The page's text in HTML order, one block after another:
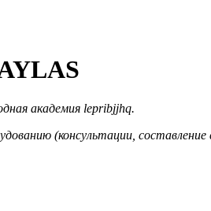
академия lepribjjhq.
(консультации,